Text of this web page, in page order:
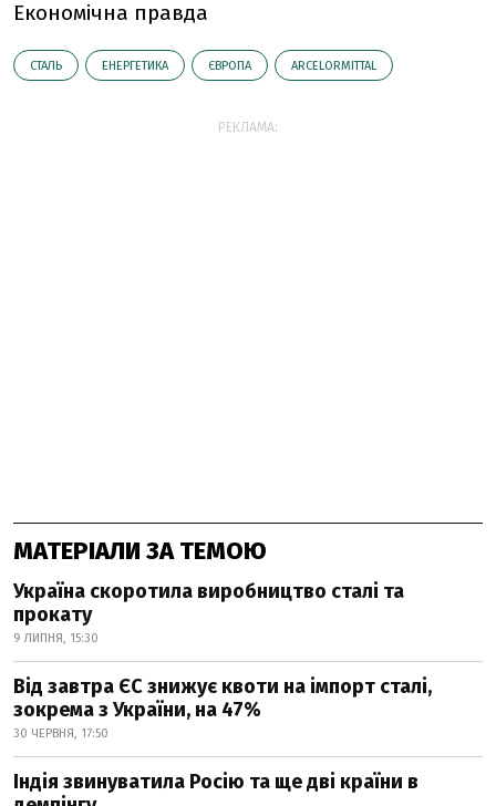
Економічна правда
СТАЛЬ ЕНЕРГЕТИКА ЄВРОПА ARCELORMITTAL
РЕКЛАМА:
МАТЕРІАЛИ ЗА ТЕМОЮ
Україна скоротила виробництво сталі та
прокату
9 ЛИПНЯ, 15:30
Від завтра ЄС знижує квоти на імпорт сталі,
зокрема з України, на 47%
30 ЧЕРВНЯ, 17:50
Індія звинуватила Росію та ще дві країни в